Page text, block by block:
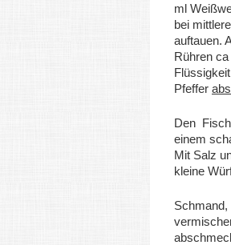
ml
bei
auftauen.
Rühren
Pfeffer
Den
einem
Mit Salz
kleine
Schmand,